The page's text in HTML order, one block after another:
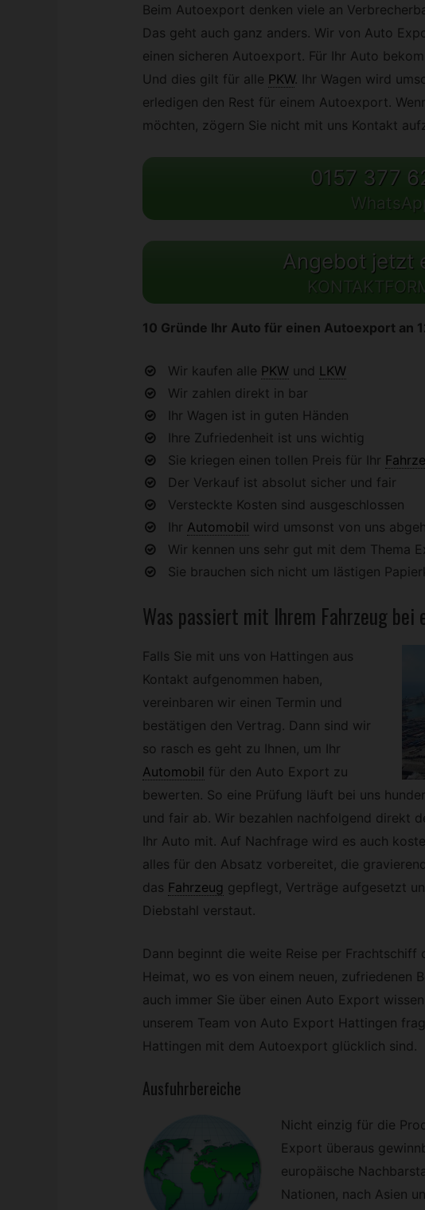
Beim Autoexport denken viele an
Das geht auch ganz anders. Wir von Auto
einen sicheren Autoexport. Für Ihr Auto
Und dies gilt für alle PKW. Ihr Wagen wird
erledigen den Rest für einem Autoexport.
möchten, zögern Sie nicht mit uns Kontakt
0157 377
Angebot jetzt
10 Gründe Ihr Auto für einen Autoexport an
Wir kaufen alle PKW und LKW
Wir zahlen direkt in bar
Ihr Wagen ist in guten Händen
Ihre Zufriedenheit ist uns wichtig
Sie kriegen einen tollen Preis für Ihr
Der Verkauf ist absolut sicher und fair
Versteckte Kosten sind ausgeschlossen
Ihr Automobil wird umsonst von uns
Wir kennen uns sehr gut mit dem Thema
Sie brauchen sich nicht um lästigen
Was passiert mit Ihrem Fahrzeugbei
Falls Sie mit uns von Hattingen aus
Kontakt aufgenommen haben,
vereinbaren wir einen Termin und
bestätigen den Vertrag. Dann sind wir
so rasch es geht zu Ihnen, um Ihr
Automobil für den Auto Export zu
bewerten. So eine Prüfung läuft bei uns
und fair ab. Wir bezahlen nachfolgend direkt
Ihr Auto mit. Auf Nachfrage wird es auch
alles für den Absatz vorbereitet, die
das Fahrzeug gepflegt, Verträge aufgesetzt
Diebstahl verstaut.
Dann beginnt die weite Reise per Frachtschiff
Heimat, wo es von einem neuen, zufriedenen
auch immer Sie über einen Auto Export
unserem Team von Auto Export Hattingen
Hattingen mit dem Autoexport glücklich sind.
Ausfuhrbereiche
Nicht einzig für die
Export überaus
europäische
Nationen, nach Asien